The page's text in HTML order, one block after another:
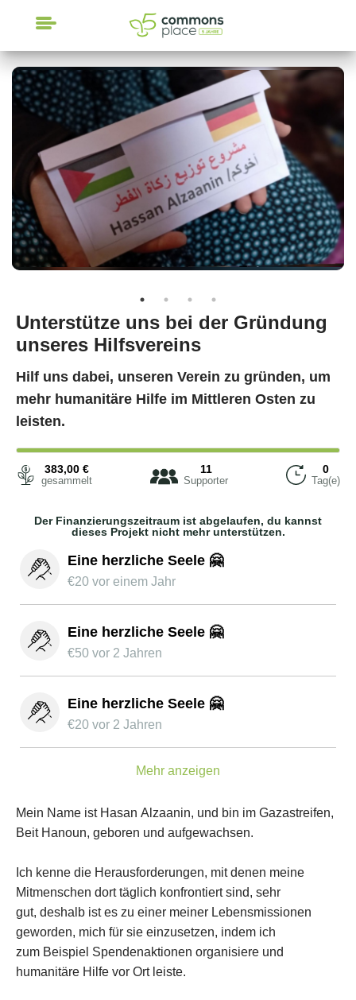
CrowdFunding
Unterstütze uns bei der Gründung
unseres Hilfsvereins
Hilf uns dabei, unseren Verein zu gründen, um
mehr humanitäre Hilfe im Mittleren Osten zu
leisten.
383,00 €
gesammelt
11
Supporter
0
Tag(e)
Der Finanzierungszeitraum ist abgelaufen, du kannst
dieses Projekt nicht mehr unterstützen.
Eine herzliche Seele 🤗
€20 vor einem Jahr
Eine herzliche Seele 🤗
€50 vor 2 Jahren
Eine herzliche Seele 🤗
€20 vor 2 Jahren
Mehr anzeigen